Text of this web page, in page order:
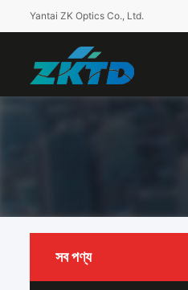
Yantai ZK Optics Co., Ltd.
সব পণ্য